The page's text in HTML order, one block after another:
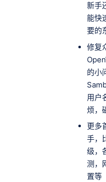
新手
能快
要的
修复
的小
用户
烦，
更多
手，
级，
测，
置等